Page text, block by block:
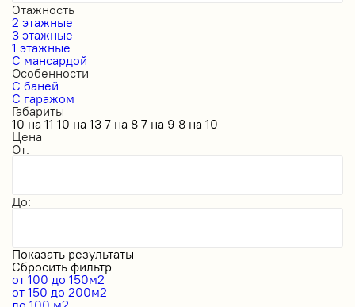
Этажность
2 этажные
3 этажные
1 этажные
С мансардой
Особенности
С баней
С гаражом
Габариты
10 на 11 10 на 13 7 на 8 7 на 9 8 на 10
Цена
От:
До:
Показать результаты
Сбросить фильтр
от 100 до 150м2
от 150 до 200м2